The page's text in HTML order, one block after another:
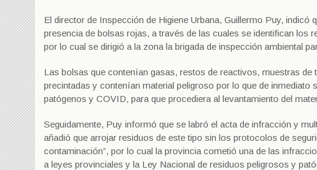
El director de Inspección de Higiene Urbana, Guillermo Puy,
presencia de bolsas rojas, a través de las cuales se identifican los
por lo cual se dirigió a la zona la brigada de inspección ambiental
Las bolsas que contenían gasas, restos de reactivos, muestras
precintadas y contenían material peligroso por lo que de
patógenos y COVID, para que procediera al levantamiento del
Seguidamente, Puy informó que se labró el acta de infracción y
añadió que arrojar residuos de este tipo sin los protocolos de
contaminación”, por lo cual la provincia cometió una de las
a leyes provinciales y la Ley Nacional de residuos peligrosos y